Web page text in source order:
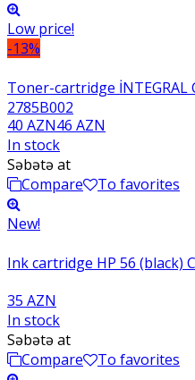
Low price!
-13%
Toner-cartridge İNTEGRAL
2785B002
40 AZN46 AZN
In stock
Səbətə at
Compare
To favorites
New!
Ink cartridge HP 56 (black)
35 AZN
In stock
Səbətə at
Compare
To favorites